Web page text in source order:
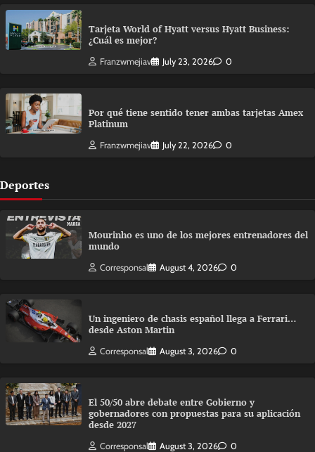
Tarjeta World of Hyatt versus Hyatt Business:
¿Cuál es mejor?
Franzwmejiav July 23, 2026 0
Por qué tiene sentido tener ambas tarjetas Amex
Platinum
Franzwmejiav July 22, 2026 0
Deportes
Mourinho es uno de los mejores entrenadores del
mundo
Corresponsal August 4, 2026 0
Un ingeniero de chasis español llega a Ferrari…
desde Aston Martin
Corresponsal August 3, 2026 0
El 50/50 abre debate entre Gobierno y
gobernadores con propuestas para su aplicación
desde 2027
Corresponsal August 3, 2026 0